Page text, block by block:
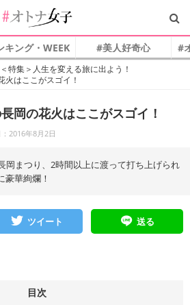
キング・WEEK #美人好奇心 #
＜特集＞人生を変える旅に出よう！
火はここがスゴイ！
岡の花火はここがスゴイ！
2016年8月2日
岡まつり、2時間以上に渡って打ち上げられ
豪華絢爛！
ツイート 送る
目次